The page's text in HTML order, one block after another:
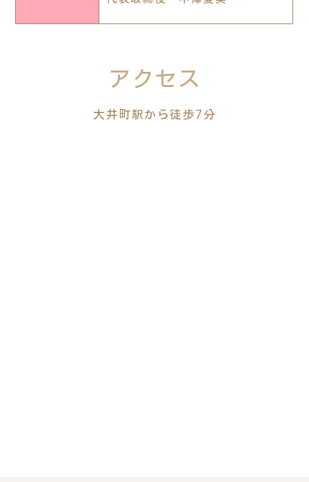
アクセス
大井町駅から徒歩7分